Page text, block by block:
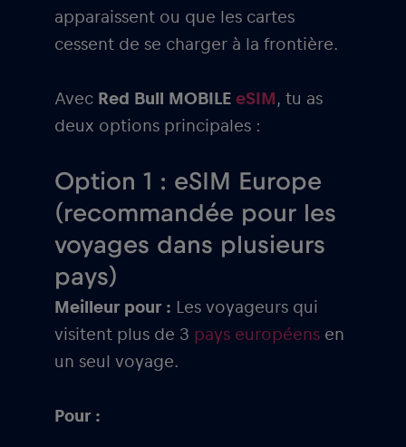
apparaissent ou que les cartes
cessent de se charger à la frontière.
Avec Red Bull MOBILE eSIM , tu as
deux options principales :
Option 1 : eSIM Europe
(recommandée pour les
voyages dans plusieurs
pays)
Meilleur pour : Les voyageurs qui
visitent plus de 3 pays européens en
un seul voyage.
Pour :